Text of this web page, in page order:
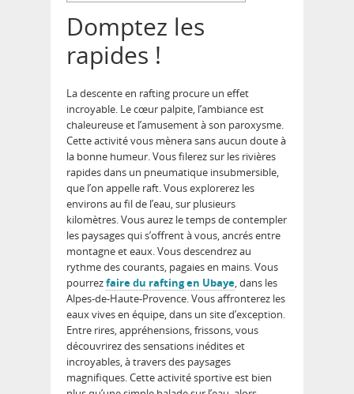
Domptez les
rapides !
La descente en rafting procure un effet
incroyable. Le cœur palpite, l’ambiance est
chaleureuse et l’amusement à son paroxysme.
Cette activité vous mènera sans aucun doute à
la bonne humeur. Vous filerez sur les rivières
rapides dans un pneumatique insubmersible,
que l’on appelle raft. Vous explorerez les
environs au fil de l’eau, sur plusieurs
kilomètres. Vous aurez le temps de contempler
les paysages qui s’offrent à vous, ancrés entre
montagne et eaux. Vous descendrez au
rythme des courants, pagaies en mains. Vous
pourrezfaire du rafting en Ubaye, dans les
Alpes-de-Haute-Provence. Vous affronterez les
eaux vives en équipe, dans un site d’exception.
Entre rires, appréhensions, frissons, vous
découvrirez des sensations inédites et
incroyables, à travers des paysages
magnifiques. Cette activité sportive est bien